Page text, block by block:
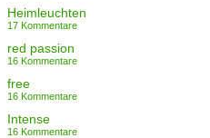
Heimleuchten
17 Kommentare
red passion
16 Kommentare
free
16 Kommentare
Intense
16 Kommentare